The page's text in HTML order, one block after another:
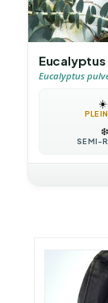
Eucalyptus
☀️
❄️
SEMI-